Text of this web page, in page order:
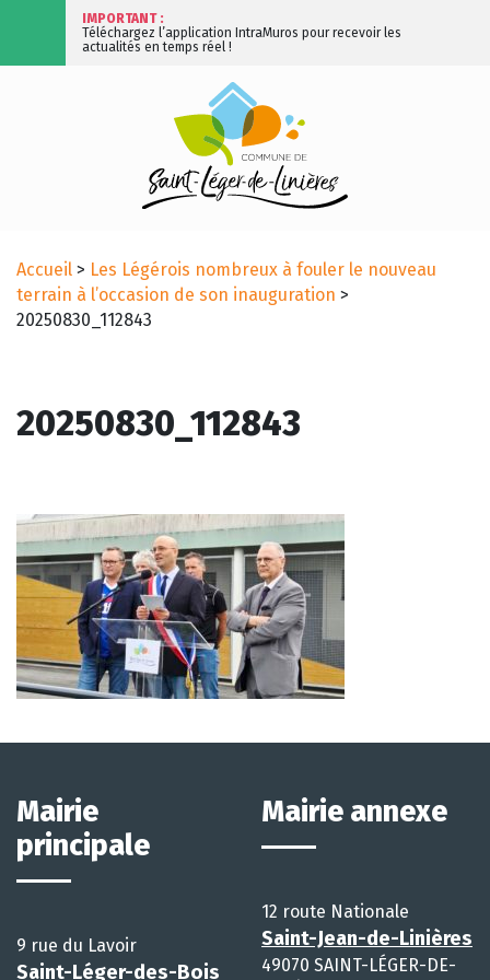
IMPORTANT :
Téléchargez l’application IntraMuros pour recevoir les
actualités en temps réel !
Accueil > Les Légérois nombreux à fouler le nouveau
terrain à l’occasion de son inauguration >
20250830_112843
20250830_112843
Mairie
principale
9 rue du Lavoir
Saint-Léger-des-Bois
Mairie annexe
12 route Nationale
Saint-Jean-de-Linières
49070 SAINT-LÉGER-DE-